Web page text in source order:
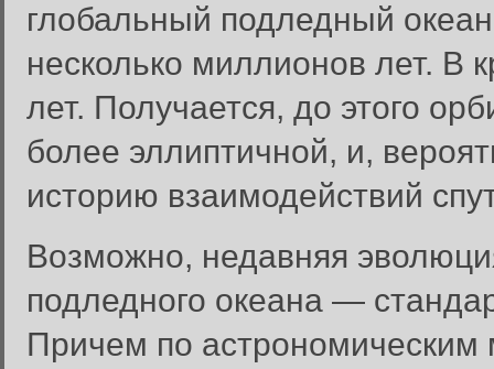
глобальный подледный
несколько миллионов лет. В
лет. Получается, до этого
более эллиптичной, и,
историю взаимодействий
Возможно, недавняя
подледного океана —
Причем по астрономическим